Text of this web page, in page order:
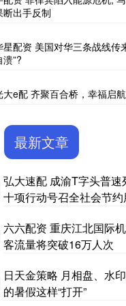
断出手反制
星配资 美国对华三条战线传
溃”?
大e配 齐聚百合桥，幸福启
最新文章
弘大速配 成渝T字头普
十项行动号召全社会节
六六配资 重庆江北国际
客流量将突破16万人次
日天金策略 月相盘、水
的暑假这样“打开”